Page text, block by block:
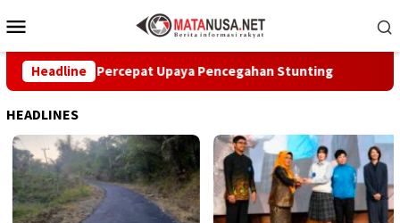
ke
Mobile
HeadlinePercepat Upaya Pencegahan Stunting
HEADLINES